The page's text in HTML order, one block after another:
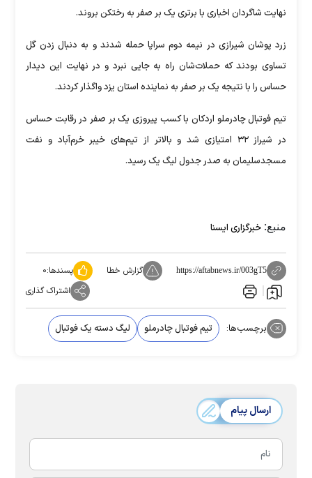
نهایت شاگردان اخباری با برتری یک بر صفر به رختکن بروند.
زرد پوشان شیرازی در نیمه دوم سراپا حمله شدند و به دنبال زدن گل
تساوی بودند که حملات‌شان راه به جایی نبرد و در نهایت این دیدار
حساس را با نتیجه یک بر صفر به نماینده استان یزد واگذار کردند.
تیم فوتبال چادرملو اردکان با کسب پیروزی یک بر صفر در رقابت حساس
در شیراز ۳۲ امتیازی شد و بالاتر از تیم‌های خیبر خرم‌آباد و نفت
مسجدسلیمان به صدر جدول لیگ یک رسید.
منبع: خبرگزاری ایسنا
https://aftabnews.ir/003gT5 گزارش خطا پسندها:۰
اشتراک گذاری
برچسب‌ها: تیم فوتبال چادرملو لیگ دسته یک فوتبال
ارسال پیام